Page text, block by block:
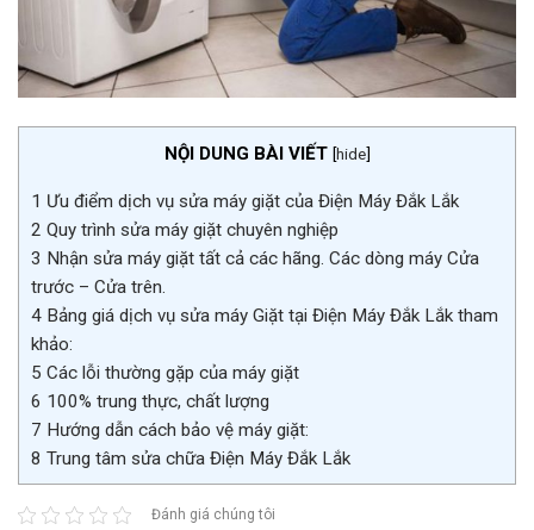
NỘI DUNG BÀI VIẾT [hide]
1 Ưu điểm dịch vụ sửa máy giặt của Điện Máy Đắk Lắk
2 Quy trình sửa máy giặt chuyên nghiệp
3 Nhận sửa máy giặt tất cả các hãng. Các dòng máy Cửa
trước – Cửa trên.
4 Bảng giá dịch vụ sửa máy Giặt tại Điện Máy Đắk Lắk tham
khảo:
5 Các lỗi thường gặp của máy giặt
6 100% trung thực, chất lượng
7 Hướng dẫn cách bảo vệ máy giặt:
8 Trung tâm sửa chữa Điện Máy Đắk Lắk
Đánh giá chúng tôi